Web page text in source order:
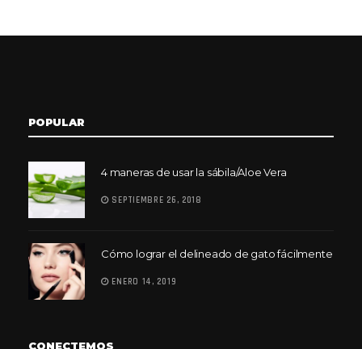
POPULAR
4 maneras de usar la sábila/Aloe Vera
SEPTIEMBRE 26, 2018
Cómo lograr el delineado de gato fácilmente
ENERO 14, 2019
CONECTEMOS